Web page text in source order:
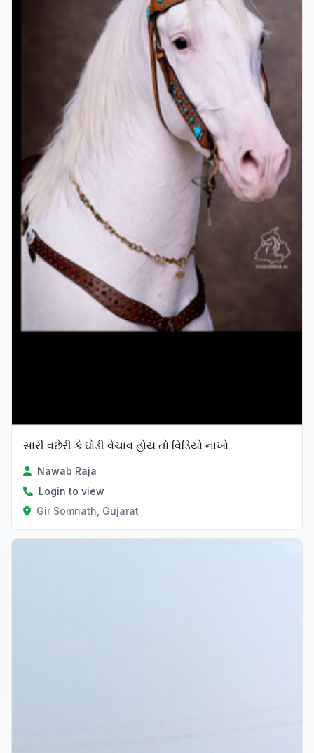
સારી વછેરી કે ઘોડી વેચાવ હોય તો વિડિયો નાખો
Nawab Raja
Login to view
Gir Somnath, Gujarat